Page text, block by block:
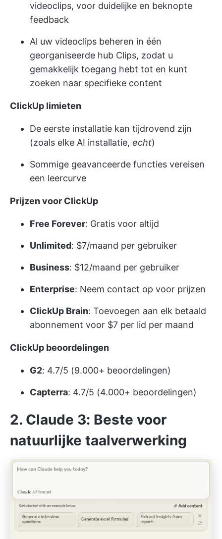
videoclips, voor duidelijke en beknopte
feedback
Al uw videoclips beheren in één
georganiseerde hub Clips, zodat u
gemakkelijk toegang hebt tot en kunt
zoeken naar specifieke content
ClickUp limieten
De eerste installatie kan tijdrovend zijn
(zoals elke AI installatie, echt)
Sommige geavanceerde functies vereisen
een leercurve
Prijzen voor ClickUp
Free Forever: Gratis voor altijd
Unlimited: $7/maand per gebruiker
Business: $12/maand per gebruiker
Enterprise: Neem contact op voor prijzen
ClickUp Brain: Toevoegen aan elk betaald
abonnement voor $7 per lid per maand
ClickUp beoordelingen
G2: 4.7/5 (9.000+ beoordelingen)
Capterra: 4.7/5 (4.000+ beoordelingen)
2. Claude 3: Beste voor
natuurlijke taalverwerking